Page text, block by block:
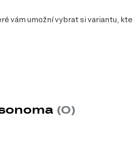
vám umožní vybrat si variantu,
k obsahu skříně, což je ideální pro
a přidává na praktičnosti, protože
(0)